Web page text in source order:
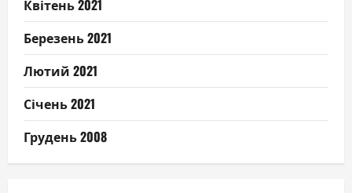
Квітень 2021
Березень 2021
Лютий 2021
Січень 2021
Грудень 2008